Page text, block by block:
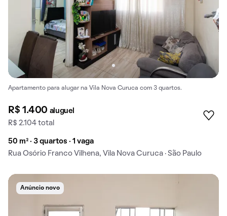
Apartamento para alugar na Vila Nova Curuca com 3 quartos.
R$ 1.400 aluguel
R$ 2.104 total
50 m² · 3 quartos · 1 vaga
Rua Osório Franco Vilhena, Vila Nova Curuca · São Paulo
Anúncio novo